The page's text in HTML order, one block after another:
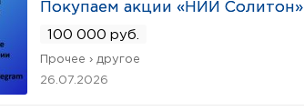
Покупаем акции «НИИ Солитон»
100 000 руб.
Прочее › другое
26.07.2026